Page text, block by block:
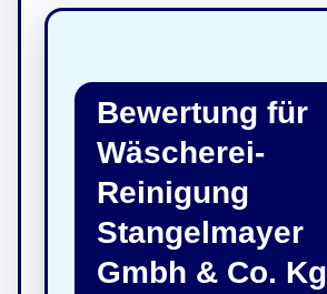
Bewertung für
Wäscherei-
Reinigung
Stangelmayer
Gmbh & Co. Kg